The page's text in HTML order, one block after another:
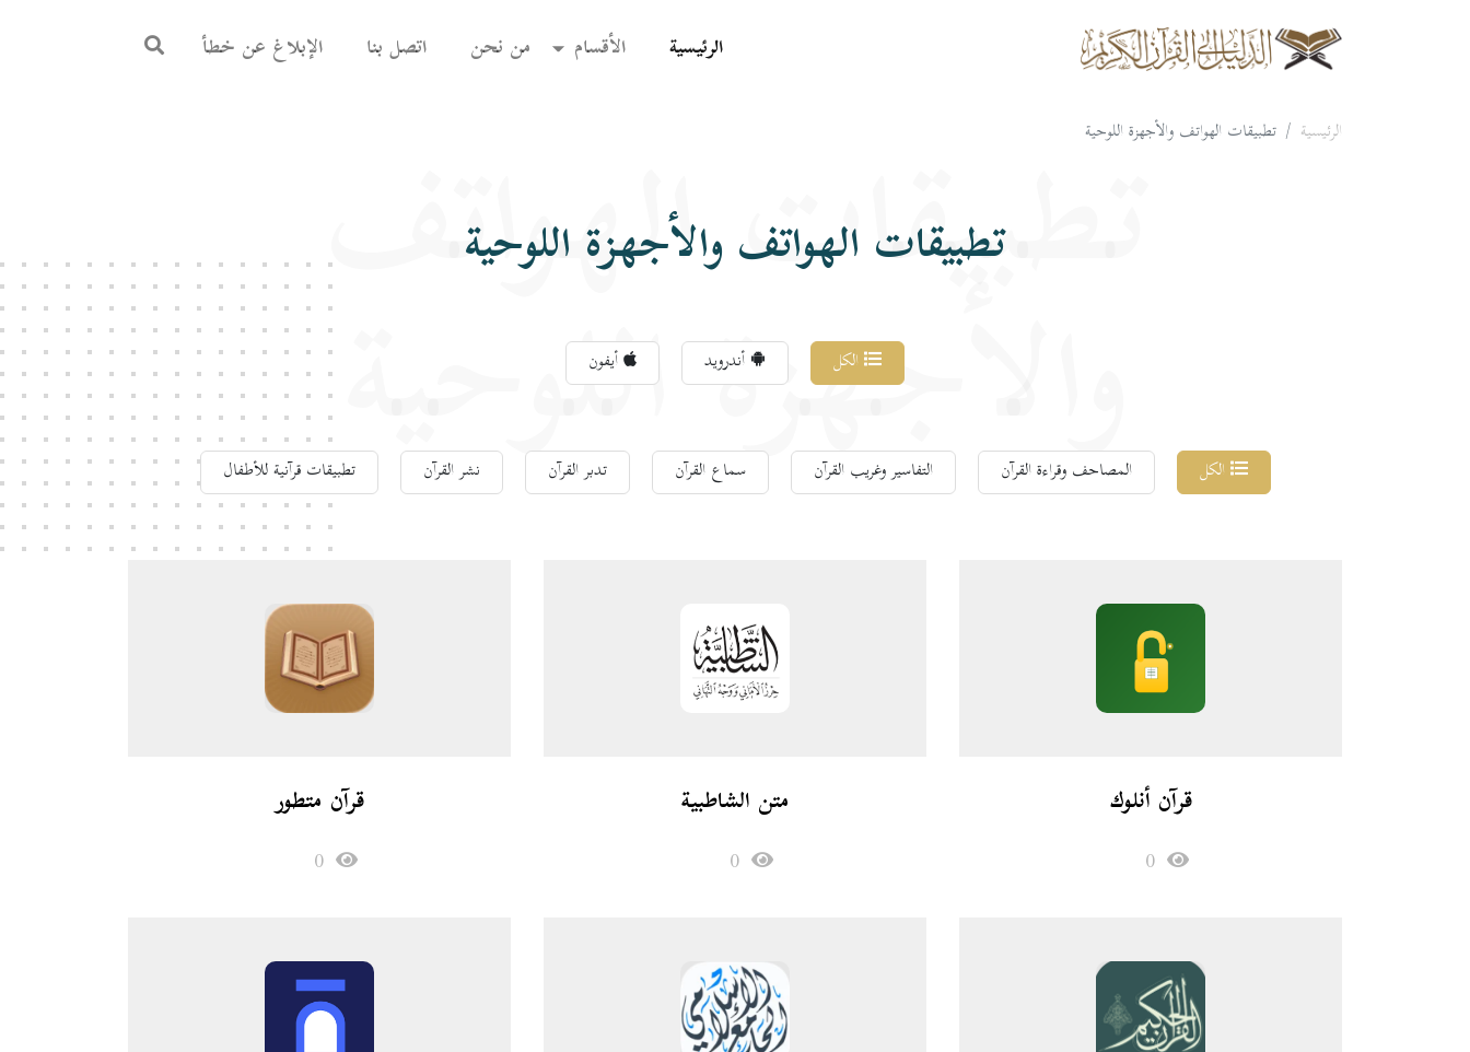
الرئيسية
(current) الأقسام من نحن اتصل بنا الإبلاغ عن خطأ
الرئيسية تطبيقات الهواتف والأجهزة اللوحية
تطبيقات الهواتف والأجهزة اللوحية
تطبيقات الهواتف
والأجهزة اللوحية الكل المصاحف وقراءة القرآن التفاسير وغريب القرآن سماع القرآن تدبر القرآن نشر القرآن تطبيقات قرآنية للأطفال
قرآن أنلوك متن الشاطبية قرآن متطور